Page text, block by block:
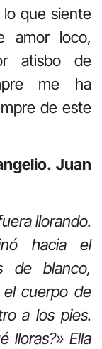
que siente
amor loco,
atisbo de
me ha
de este
Juan
llorando.
hacia el
de blanco,
el cuerpo de
a los pies.
lloras?» Ella